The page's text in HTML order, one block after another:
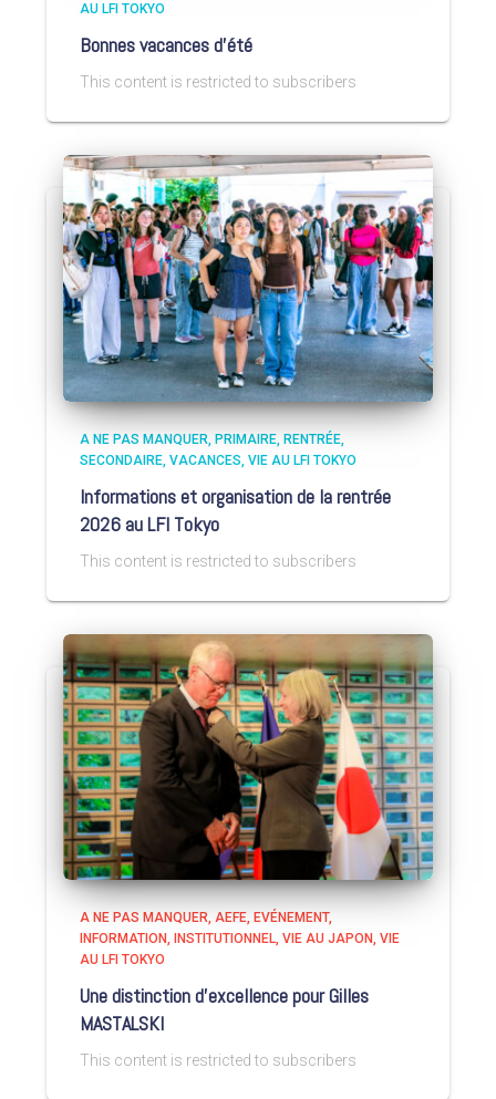
AU LFI TOKYO
Bonnes vacances d’été
This content is restricted to subscribers
A NE PAS MANQUER PRIMAIRE RENTRÉE
SECONDAIRE VACANCES VIE AU LFI TOKYO
Informations et organisation de la rentrée
2026 au LFI Tokyo
This content is restricted to subscribers
A NE PAS MANQUER AEFE EVÉNEMENT
INFORMATION
INSTITUTIONNEL VIE AU JAPON VIE
AU LFI TOKYO
Une distinction d’excellence pour Gilles
MASTALSKI
This content is restricted to subscribers